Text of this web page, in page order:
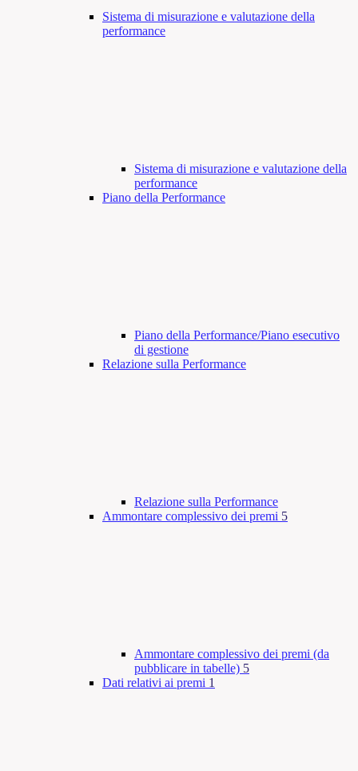
Sistema di misurazione e valutazione della
performance
Sistema di misurazione e valutazione della
performance
Piano della Performance
Piano della Performance/Piano esecutivo
di gestione
Relazione sulla Performance
Relazione sulla Performance
Ammontare complessivo dei premi 5
Ammontare complessivo dei premi (da
pubblicare in tabelle) 5
Dati relativi ai premi 1